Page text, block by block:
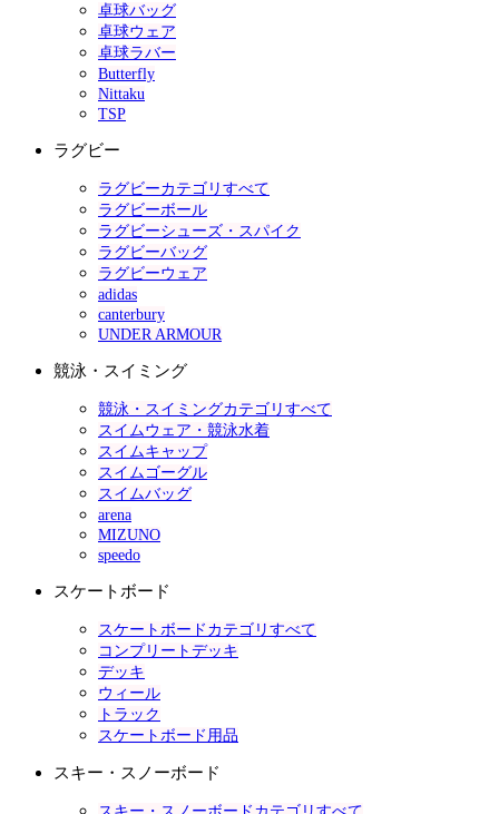
卓球バッグ
卓球ウェア
卓球ラバー
Butterfly
Nittaku
TSP
ラグビー
ラグビーカテゴリすべて
ラグビーボール
ラグビーシューズ・スパイク
ラグビーバッグ
ラグビーウェア
adidas
canterbury
UNDER ARMOUR
競泳・スイミング
競泳・スイミングカテゴリすべて
スイムウェア・競泳水着
スイムキャップ
スイムゴーグル
スイムバッグ
arena
MIZUNO
speedo
スケートボード
スケートボードカテゴリすべて
コンプリートデッキ
デッキ
ウィール
トラック
スケートボード用品
スキー・スノーボード